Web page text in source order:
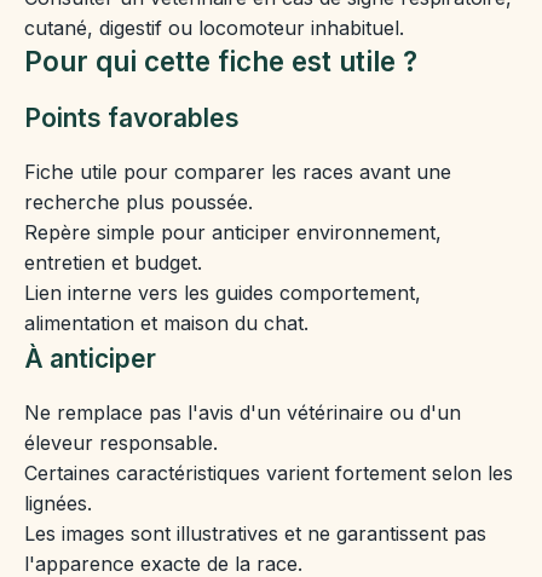
cutané, digestif ou locomoteur inhabituel.
Pour qui cette fiche est utile ?
Points favorables
Fiche utile pour comparer les races avant une
recherche plus poussée.
Repère simple pour anticiper environnement,
entretien et budget.
Lien interne vers les guides comportement,
alimentation et maison du chat.
À anticiper
Ne remplace pas l'avis d'un vétérinaire ou d'un
éleveur responsable.
Certaines caractéristiques varient fortement selon les
lignées.
Les images sont illustratives et ne garantissent pas
l'apparence exacte de la race.